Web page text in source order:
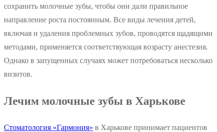
сохранить молочные зубы, чтобы они дали правильное
направление роста постоянным. Все виды лечения детей,
включая и удаления проблемных зубов, проводятся щадящими
методами, применяется соответствующая возрасту анестезия.
Однако в запущенных случаях может потребоваться несколько
визитов.
Лечим молочные зубы в Харькове
Стоматология «Гармония» в Харькове принимает пациентов